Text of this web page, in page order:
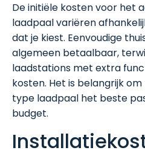
De initiële kosten voor het
laadpaal variëren
dat je kiest. Eenvoudige
algemeen betaalbaar,
laadstations met extra
kosten. Het is belangrijk
type laadpaal het beste
budget.